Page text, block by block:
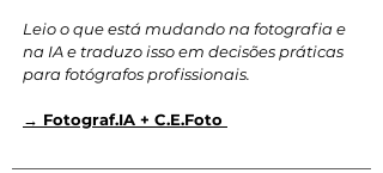
Leio o que está mudando na fotografia e
na IA e traduzo isso em decisões práticas
para fotógrafos profissionais.
→ Fotograf.IA + C.E.Foto